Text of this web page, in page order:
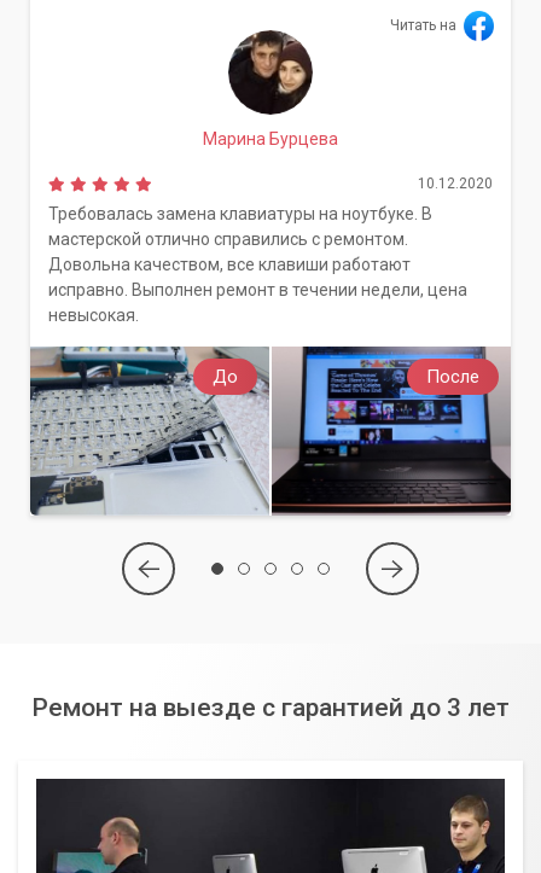
До После
Читать на
Марина Бурцева
10.12.2020
Требовалась замена клавиатуры на ноутбуке. В
мастерской отлично справились с ремонтом.
Довольна качеством, все клавиши работают
исправно. Выполнен ремонт в течении недели, цена
невысокая.
Ремонт на выезде с гарантией до 3 лет